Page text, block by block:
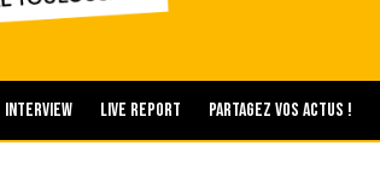
Interview Live report Partagez vos actus !